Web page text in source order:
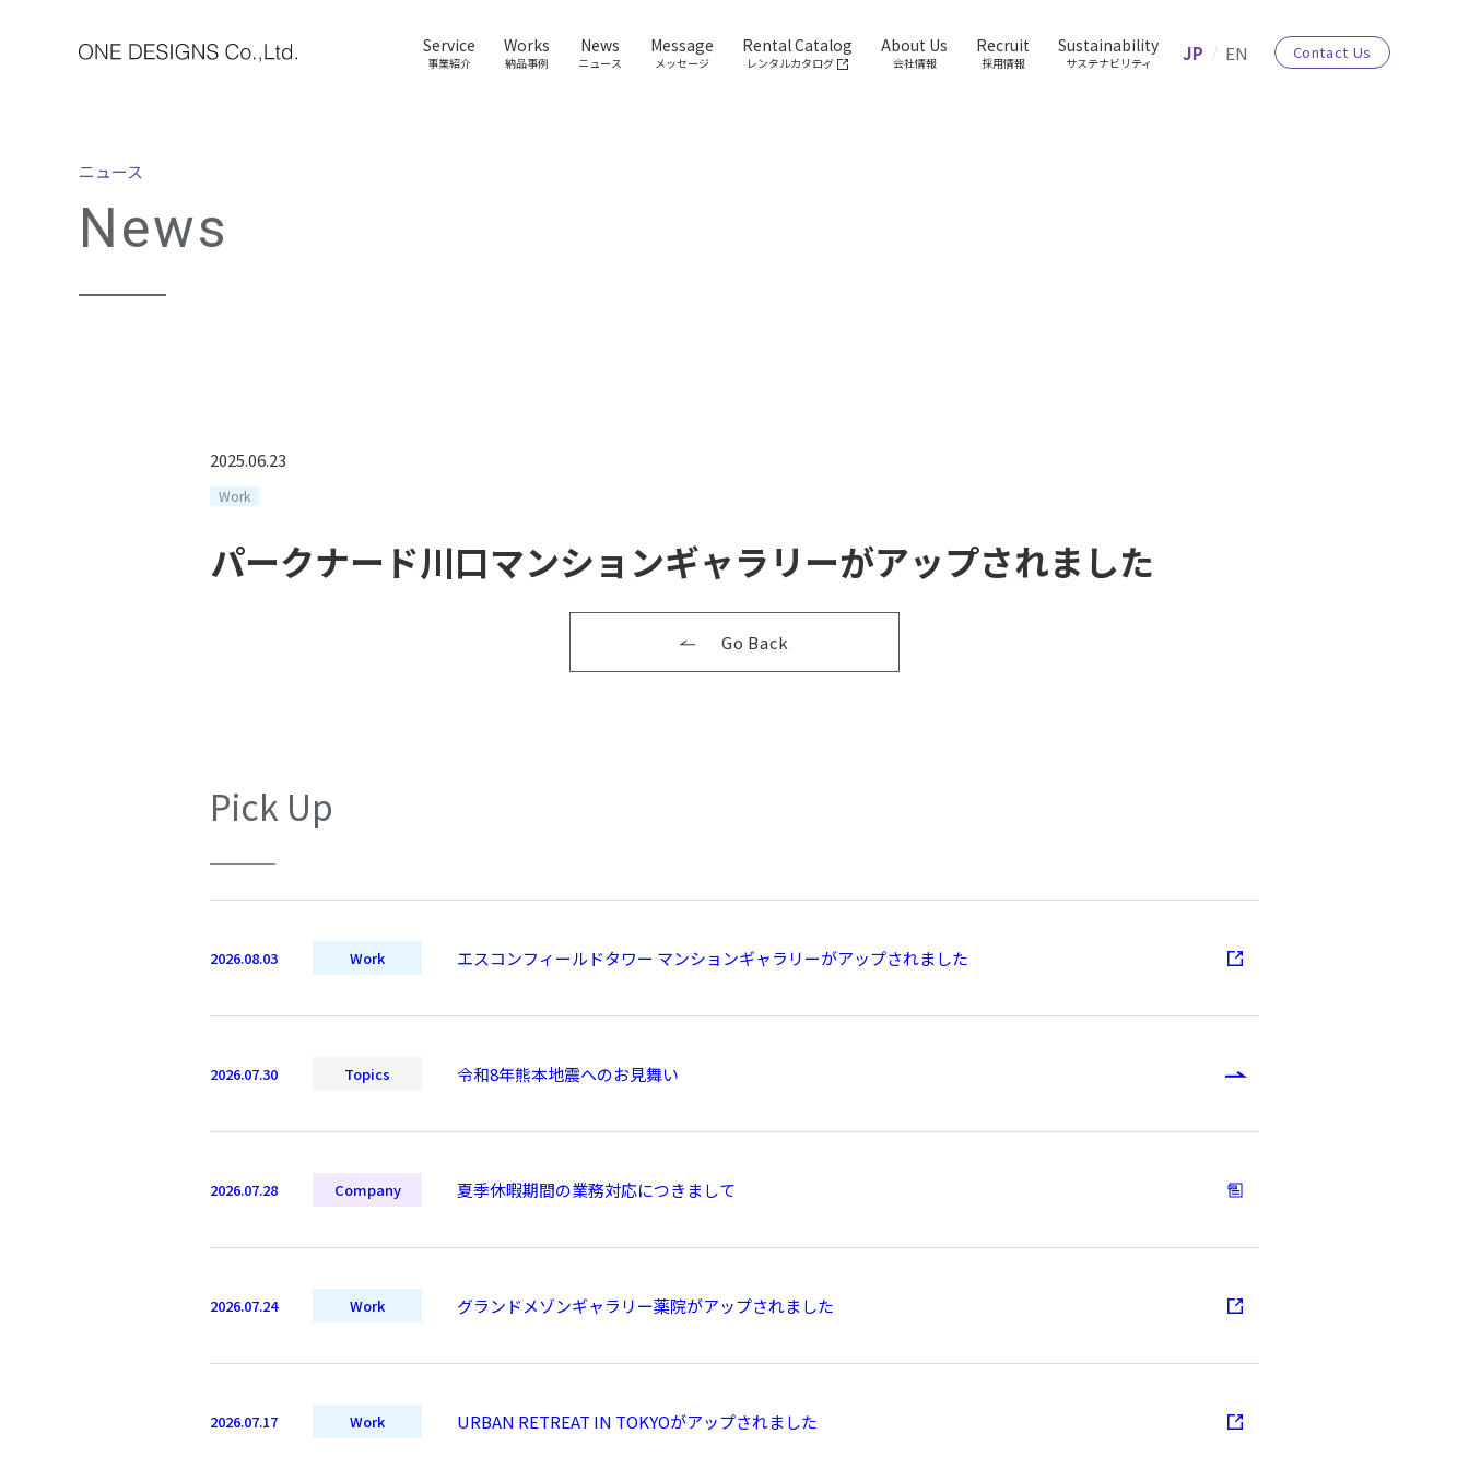
Service
事業紹介
Works
納品事例
News
ニュース
Message
メッセージ
Rental Catalog
レンタルカタログ
About Us
会社情報
Recruit
採用情報
Sustainability
サステナビリティ JP EN Contact Us
ニュース
News
2025.06.23
Work
パークナード川口マンションギャラリーがアップされました
Go Back
Pick Up
2026.08.03 Work エスコンフィールドタワー マンションギャラリーがアップされました
2026.07.30 Topics 令和8年熊本地震へのお見舞い
2026.07.28 Company 夏季休暇期間の業務対応につきまして
2026.07.24 Work グランドメゾンギャラリー薬院がアップされました
2026.07.17 Work URBAN RETREAT IN TOKYOがアップされました